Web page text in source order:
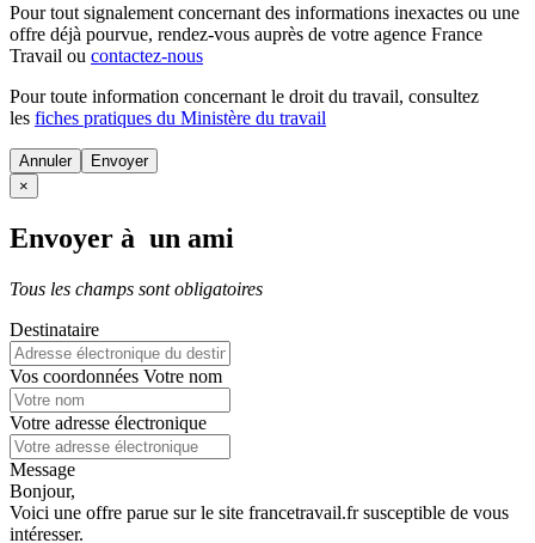
Pour tout signalement concernant des informations inexactes ou une
offre déjà pourvue, rendez-vous auprès de votre agence France
Travail ou contactez-nous
Pour toute information concernant le droit du travail, consultez
les fiches pratiques du Ministère du travail
Annuler
×
Envoyer à un ami
Tous les champs sont obligatoires
Destinataire
Vos coordonnées Votre nom
Votre adresse électronique
Message
Bonjour,
Voici une offre parue sur le site francetravail.fr susceptible de vous
intéresser.